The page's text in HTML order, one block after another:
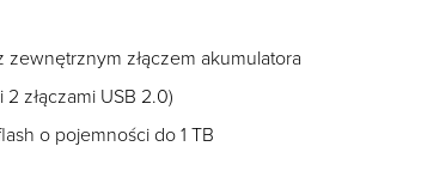
złączem akumulatora
2 złączami USB 2.0)
o pojemności do 1 TB